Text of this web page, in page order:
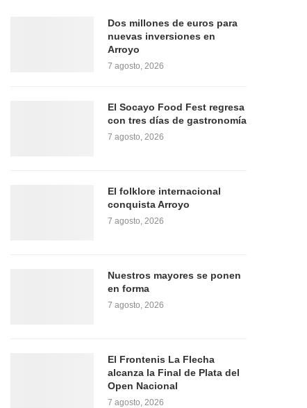
Dos millones de euros para
nuevas inversiones en
Arroyo
7 agosto, 2026
El Socayo Food Fest regresa
con tres días de gastronomía
7 agosto, 2026
El folklore internacional
conquista Arroyo
7 agosto, 2026
Nuestros mayores se ponen
en forma
7 agosto, 2026
El Frontenis La Flecha
alcanza la Final de Plata del
Open Nacional
7 agosto, 2026